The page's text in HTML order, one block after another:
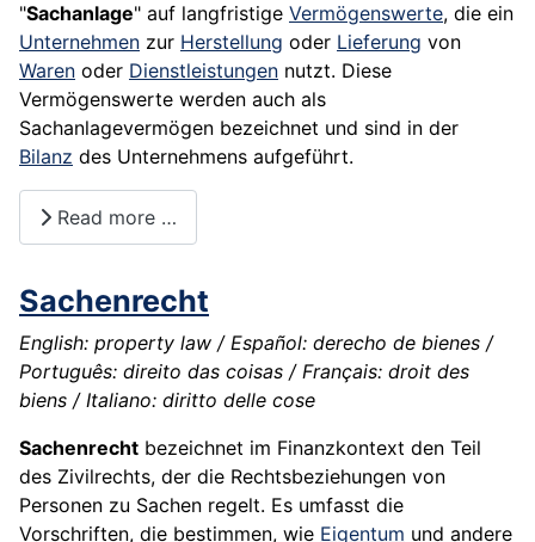
"Sachanlage" auf langfristige Vermögenswerte, die ein
Unternehmen zur Herstellung oder Lieferung von
Waren oder Dienstleistungen nutzt. Diese
Vermögenswerte werden auch als
Sachanlagevermögen bezeichnet und sind in der
Bilanz des Unternehmens aufgeführt.
Read more …
Sachenrecht
English: property law / Español: derecho de bienes /
Português: direito das coisas / Français: droit des
biens / Italiano: diritto delle cose
Sachenrecht bezeichnet im Finanzkontext den Teil
des Zivilrechts, der die Rechtsbeziehungen von
Personen zu Sachen regelt. Es umfasst die
Vorschriften, die bestimmen, wie Eigentum und andere